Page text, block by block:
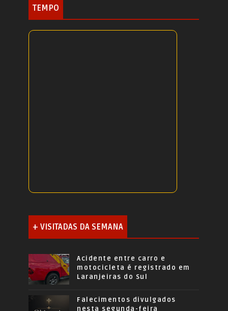
TEMPO
+ VISITADAS DA SEMANA
Acidente entre carro e
motocicleta é registrado em
Laranjeiras do Sul
Falecimentos divulgados
nesta segunda-feira